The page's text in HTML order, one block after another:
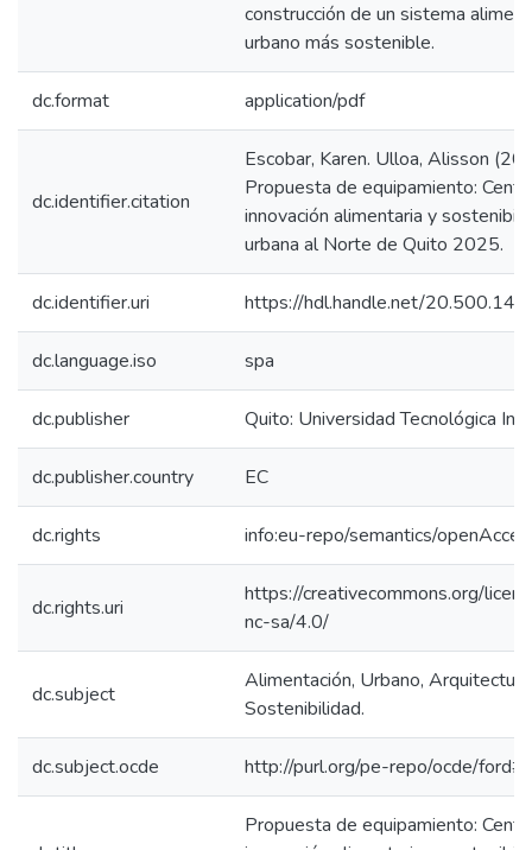
construcción de un sistema
urbano más sostenible.
dc.format application/pdf
dc.identifier.citation
Escobar, Karen. Ulloa, Alisson
Propuesta de equipamiento:
innovación alimentaria y
urbana al Norte de Quito 2025.
dc.identifier.uri https://hdl.handle.net/
dc.language.iso spa
dc.publisher Quito: Universidad Tecnológica
dc.publisher.country EC
dc.rights info:eu-repo/semantics/
dc.rights.uri
https://creativecommons.org/
nc-sa/4.0/
dc.subject
Alimentación, Urbano,
Sostenibilidad.
dc.subject.ocde http://purl.org/pe-repo/ocde/
Propuesta de equipamiento: